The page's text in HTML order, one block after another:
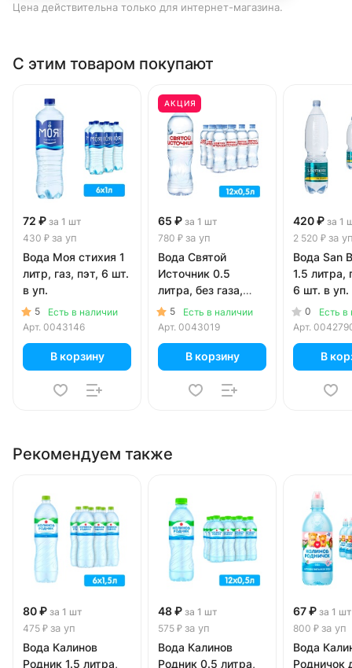
Цена действительна только для интернет-магазина.
С этим товаром покупают
72 ₽ за 1 шт
430 ₽ за уп
Вода Моя стихия 1
литр, газ, пэт, 6 шт.
в уп.
5
Есть в наличии
Арт. 0043146
В корзину
АКЦИЯ
65 ₽ за 1 шт
780 ₽ за уп
Вода Святой
Источник 0.5
литра, без газа,
пэт, 12 шт. в уп.
5
Есть в наличии
Арт. 0043019
В корзину
420 ₽ за 1
2 520 ₽ за
Вода San
1.5 литра,
6 шт. в уп.
0
Есть в
Арт.
В
Рекомендуем также
80 ₽ за 1 шт
475 ₽ за уп
Вода Калинов
Родник 1.5 литра,
48 ₽ за 1 шт
575 ₽ за уп
Вода Калинов
Родник 0.5 литра,
67 ₽ за 1 шт
800 ₽ за уп
Вода
Родничок